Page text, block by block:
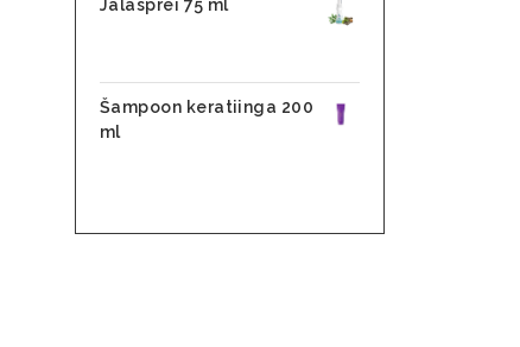
Jalasprei 75 ml
Šampoon keratiinga 200
ml